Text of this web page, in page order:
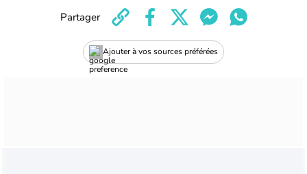
Ajouter à vos sources préférées
Partager